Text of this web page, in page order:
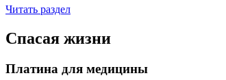
Читать раздел
Спасая жизни
Платина для медицины